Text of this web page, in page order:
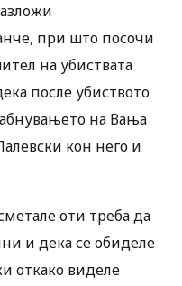
при што посочи
на убиствата
после убиството
на Вања
кон него и
оти треба да
и дека се обиделе
откако виделе